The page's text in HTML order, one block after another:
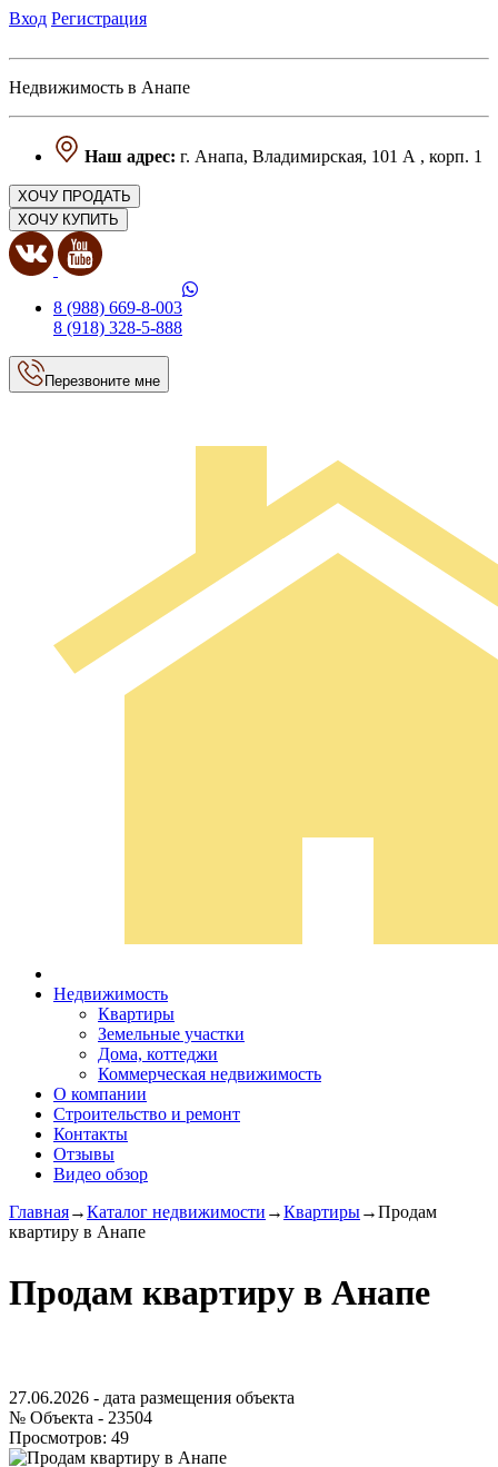
Вход Регистрация
Недвижимость в Анапе
Наш адрес: г. Анапа, Владимирская, 101 А , корп. 1
ХОЧУ ПРОДАТЬ
ХОЧУ КУПИТЬ
8 (988) 669-8-003
8 (918) 328-5-888
Перезвоните мне
Недвижимость
Квартиры
Земельные участки
Дома, коттеджи
Коммерческая недвижимость
О компании
Строительство и ремонт
Контакты
Отзывы
Видео обзор
Главная→Каталог недвижимости →Квартиры→Продам
квартиру в Анапе
Продам квартиру в Анапе
27.06.2026 - дата размещения объекта
№ Объекта - 23504
Просмотров: 49